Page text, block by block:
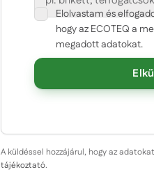
Cégnév
Elolvastam és
hogy az ECOTEQ a
megadott adatokat.
A küldéssel hozzájárul, hogy az
tájékoztató.